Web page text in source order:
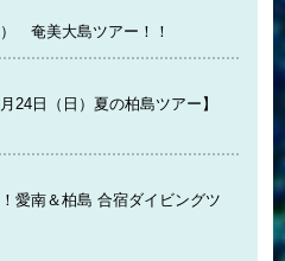
奄美大島ツアー！！
24日（日）夏の柏島ツアー】
愛南＆柏島 合宿ダイビングツ